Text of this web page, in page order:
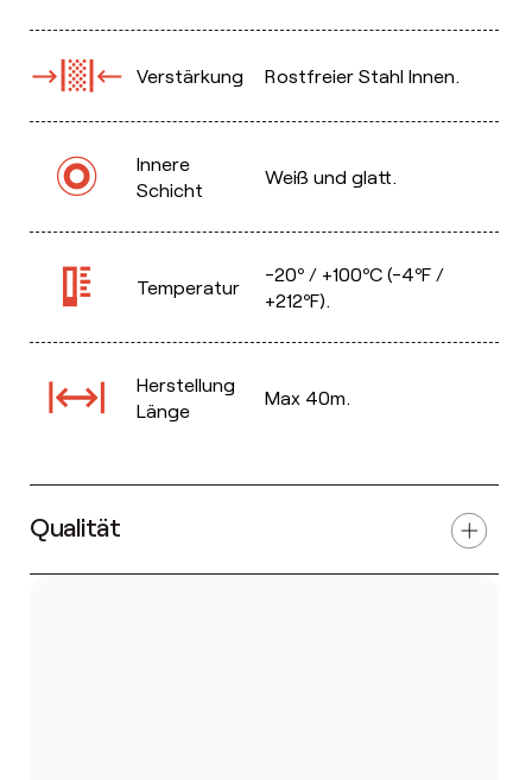
Verstärkung Rostfreier Stahl Innen.
Innere
Schicht
Weiß und glatt.
Temperatur
-20º / +100ºC (-4ºF /
+212ºF).
Herstellung
Länge
Max 40m.
Qualität